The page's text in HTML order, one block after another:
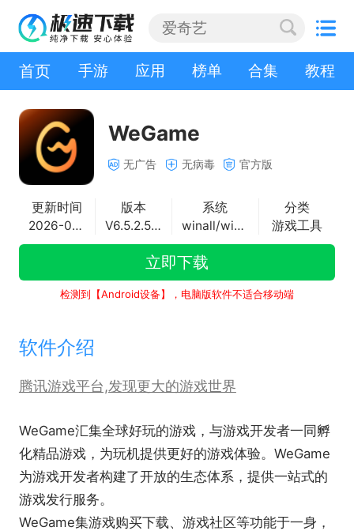
首页 手游 应用 榜单 合集 教程
WeGame
无广告 无病毒 官方版
更新时间
2026-07-03
版本
V6.5.2.5260
系统
winall/win7/win10/win11
分类
游戏工具
立即下载
检测到【Android设备】，电脑版软件不适合移动端
软件介绍
腾讯游戏平台,发现更大的游戏世界
WeGame汇集全球好玩的游戏，与游戏开发者一同孵
化精品游戏，为玩机提供更好的游戏体验。WeGame
为游戏开发者构建了开放的生态体系，提供一站式的
游戏发行服务。
WeGame集游戏购买下载、游戏社区等功能于一身，